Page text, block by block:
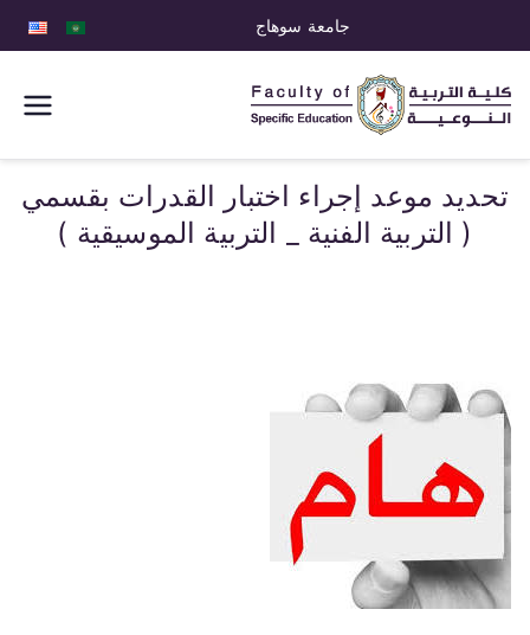
جامعة سوهاج
كلية التربية
النوعية
تحديد موعد إجراء اختبار القدرات بقسمي
( التربية الفنية _ التربية الموسيقية )